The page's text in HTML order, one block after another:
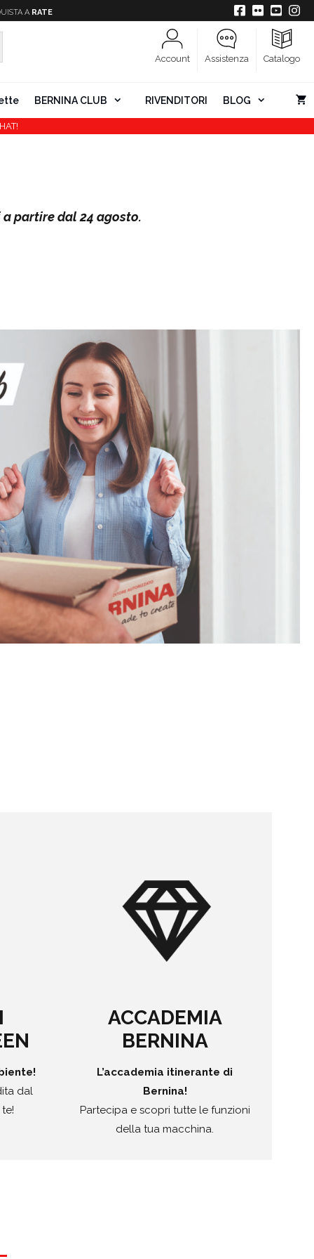
A RATE
Account Assistenza Catalogo
BERNINA CLUB RIVENDITORI BLOG
partire dal 24 agosto.
dal
ACCADEMIA
BERNINA
L’accademia itinerante di
Bernina!
Partecipa e scopri tutte le funzioni
della tua macchina.